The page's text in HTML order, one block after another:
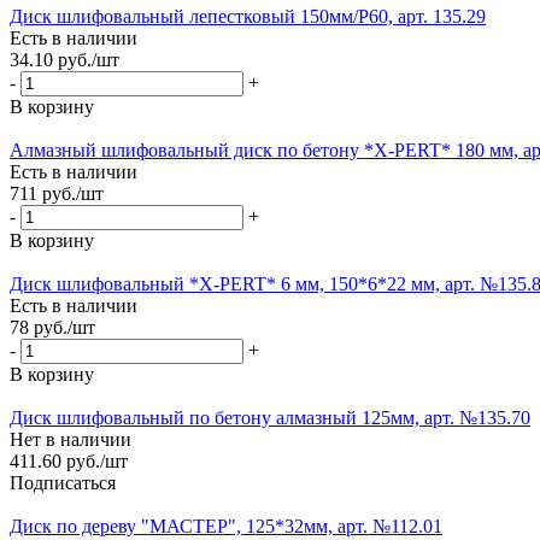
Диск шлифовальный лепестковый 150мм/Р60, арт. 135.29
Есть в наличии
34.10 руб./шт
-
+
В корзину
Алмазный шлифовальный диск по бетону *X-PERT* 180 мм,
Есть в наличии
711 руб./шт
-
+
В корзину
Диск шлифовальный *X-PERT* 6 мм, 150*6*22 мм, арт.
Есть в наличии
78 руб./шт
-
+
В корзину
Диск шлифовальный по бетону алмазный 125мм, арт. №135.70
Нет в наличии
411.60 руб./шт
Подписаться
Диск по дереву "МАСТЕР", 125*32мм, арт. №112.01